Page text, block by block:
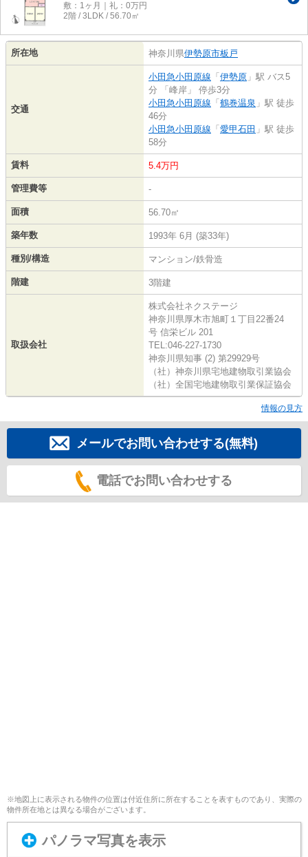
敷：1ヶ月｜礼：0万円
2階 / 3LDK / 56.70㎡
所在地 神奈川県伊勢原市板戸
交通
小田急小田原線 「 伊勢原 」駅 バス5
分 「峰岸」 停歩3分
小田急小田原線 「 鶴巻温泉 」駅 徒歩
46分
小田急小田原線 「 愛甲石田 」駅 徒歩
58分
賃料 5.4万円
管理費等 -
面積 56.70㎡
築年数 1993年 6月 (築33年)
種別/構造 マンション/鉄骨造
階建 3階建
取扱会社
株式会社ネクステージ
神奈川県厚木市旭町１丁目22番24
号 信栄ビル 201
TEL:046-227-1730
神奈川県知事 (2) 第29929号
（社）神奈川県宅地建物取引業協会
（社）全国宅地建物取引業保証協会
情報の見方
メールでお問い合わせする(無料)
電話でお問い合わせする
※地図上に表示される物件の位置は付近住所に所在することを表すものであり、実際の
物件所在地とは異なる場合がございます。
パノラマ写真を表示